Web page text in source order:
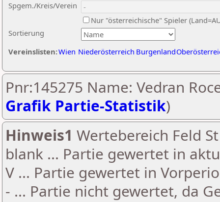
Sortierung
Spgem./Kreis/Verein
Nur "österreichische" Spieler
Vereinslisten:Wien Niederösterreich Burgenland
Pnr:145275 Name: Vedran
Grafik Partie-Statistik)
Hinweis1 Wertebereich Feld
blank ... Partie gewertet in
V ... Partie gewertet in
- ... Partie nicht gewertet, da